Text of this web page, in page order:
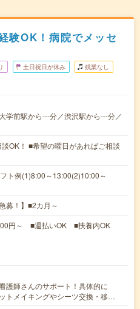
OK！病院でメッセ
土日祝日が休み 残業なし
学前駅から---分／渋沢駅から---分／
OK！ ■希望の曜日があればご相談
ト例(1)8:00～13:00(2)10:00～
募！】■2カ月～
円～ ■週払いOK ■扶養内OK
護師さんのサポート！具体的に
トメイキングやシーツ交換・移…